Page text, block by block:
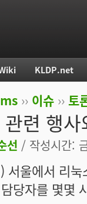
›› 이슈 ›› 토
관련 행
선 / 작성시간:
서울에서 리
당자를 몇몇
KLDP.net